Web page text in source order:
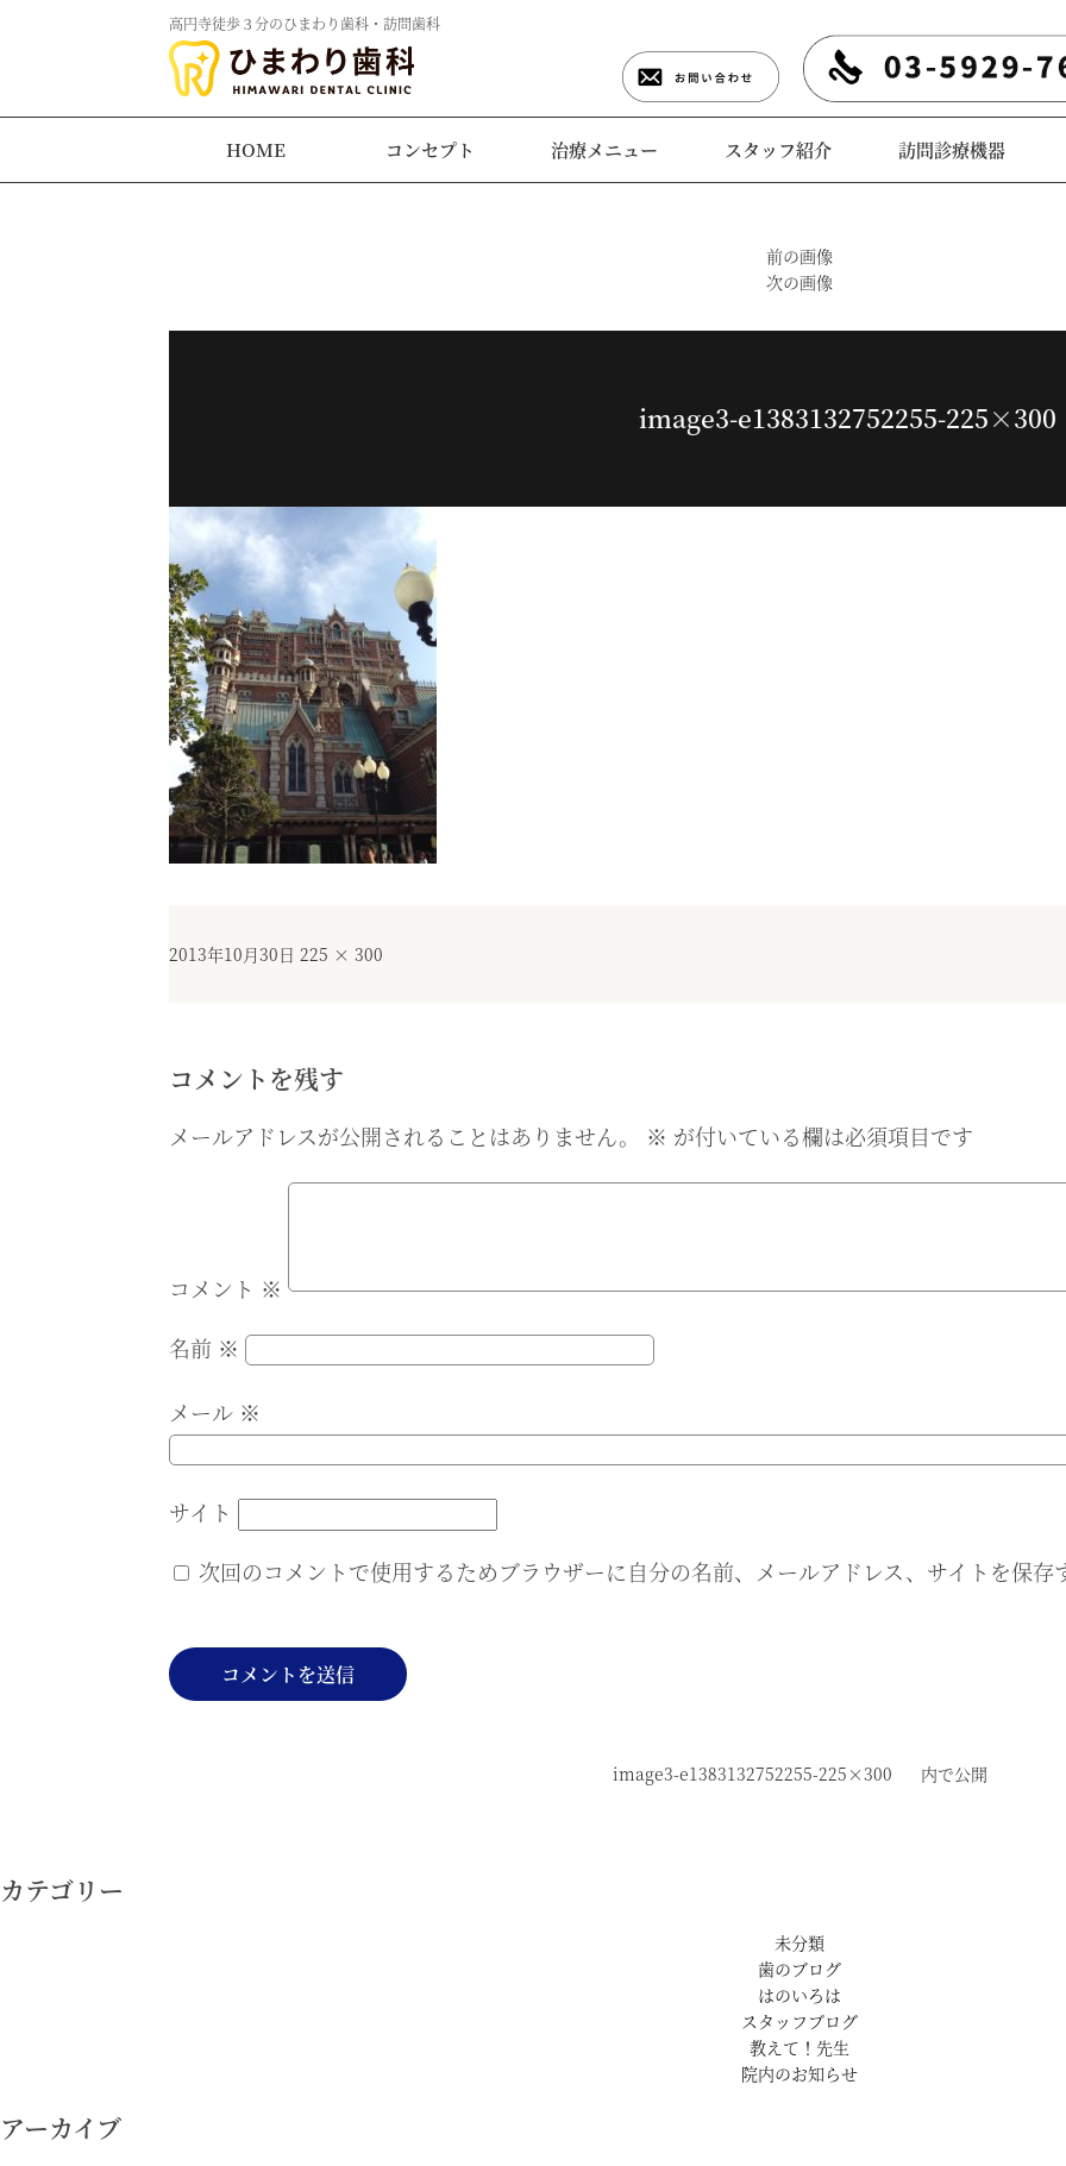
高円寺徒歩３分のひまわり歯科・訪問歯科
HOME コンセプト 治療メニュー スタッフ紹介 訪問診療機器
前の画像
次の画像
image3-e1383132752255-225×300
投
2013年10月30日 フ
225 × 300
コメントを残す
メールアドレスが公開されることはありません。 ※ が付いている欄は必須項目です
コメント ※
名前 ※
メール ※
サイト
次回のコメントで使用するためブラウザーに自分の名前、メールアドレス、サイトを保存
image3-e1383132752255-225×300 内で公開
カテゴリー
未分類
歯のブログ
はのいろは
スタッフブログ
教えて！先生
院内のお知らせ
アーカイブ